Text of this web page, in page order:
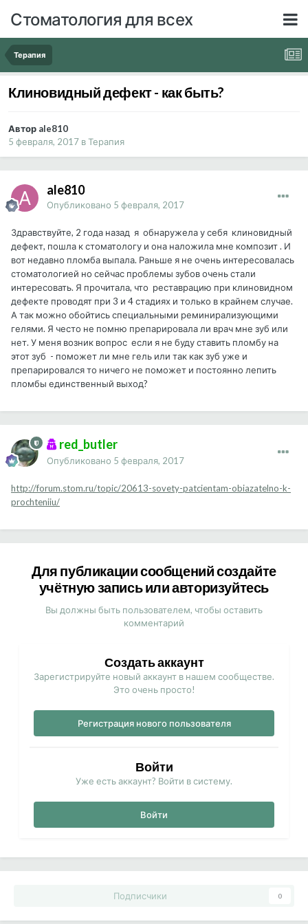
Стоматология для всех
Терапия
Клиновидный дефект - как быть?
Автор ale810
5 февраля, 2017 вТерапия
ale810
Опубликовано 5 февраля, 2017
Здравствуйте, 2 года назад я обнаружела у себя клиновидный
дефект, пошла к стоматологу и она наложила мне композит . И
вот недавно пломба выпала. Раньше я не очень интересовалась
стоматологией но сейчас проблемы зубов очень стали
интересовать. Я прочитала, что реставрацию при клиновидном
дефекте проводят при 3 и 4 стадиях и только в крайнем случае.
А так можно обойтись специальными реминирализующими
гелями. Я често не помню препарировала ли врач мне зуб или
нет. У меня возник вопрос если я не буду ставить пломбу на
этот зуб - поможет ли мне гель или так как зуб уже и
препарировался то ничего не поможет и постоянно лепить
пломбы единственный выход?
red_butler
Опубликовано 5 февраля, 2017
http://forum.stom.ru/topic/20613-sovety-patcientam-obiazatelno-k-
prochteniiu/
Для публикации сообщений создайте
учётную запись или авторизуйтесь
Вы должны быть пользователем, чтобы оставить
комментарий
Создать аккаунт
Зарегистрируйте новый аккаунт в нашем сообществе.
Это очень просто!
Регистрация нового пользователя
Войти
Уже есть аккаунт? Войти в систему.
Войти
Подписчики 0